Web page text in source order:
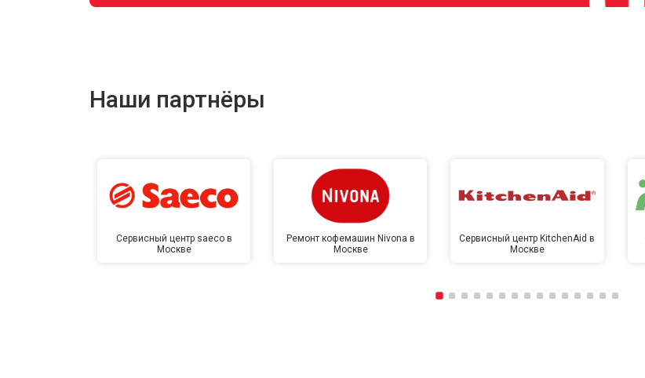
Наши партнёры
Сервисный центр saeco в
Москве
Ремонт кофемашин Nivona в
Москве
Сервисный центр KitchenAid в
Москве